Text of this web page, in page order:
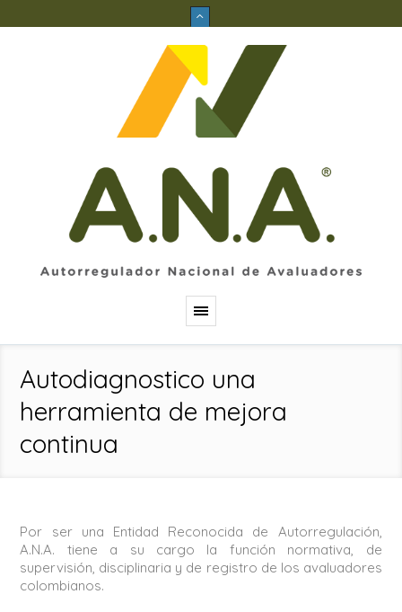
Autodiagnostico una
herramienta de mejora
continua
Por ser una Entidad Reconocida de Autorregulación,
A.N.A. tiene a su cargo la función normativa, de
supervisión, disciplinaria y de registro de los avaluadores
colombianos.